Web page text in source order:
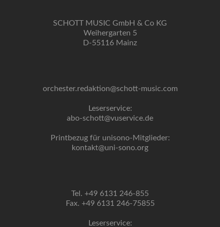
SCHOTT MUSIC GmbH & Co KG
Weihergarten 5
D-55116 Mainz
orchester.redaktion@schott-music.com
Leserservice:
abo-schott@vuservice.de
Printbezug für unisono-Mitglieder:
kontakt@uni-sono.org
Tel. +49 6131 246-855
Fax. +49 6131 246-75855
Leserservice: